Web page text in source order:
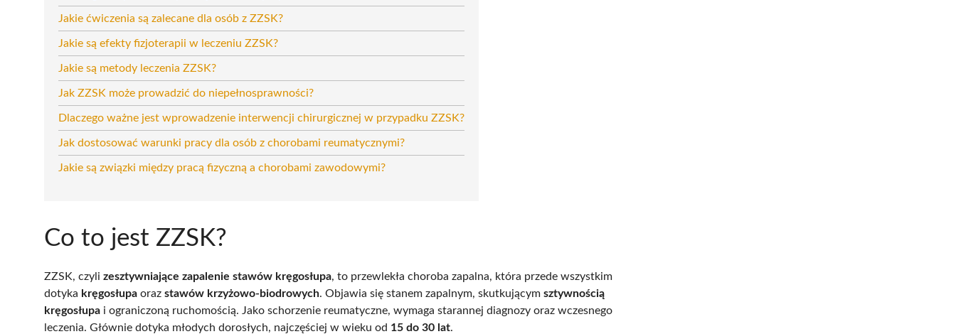
Jakie ćwiczenia są zalecane dla osób z ZZSK?
Jakie są efekty fizjoterapii w leczeniu ZZSK?
Jakie są metody leczenia ZZSK?
Jak ZZSK może prowadzić do niepełnosprawności?
Dlaczego ważne jest wprowadzenie interwencji chirurgicznej w przypadku ZZSK?
Jak dostosować warunki pracy dla osób z chorobami reumatycznymi?
Jakie są związki między pracą fizyczną a chorobami zawodowymi?
Co to jest ZZSK?
ZZSK, czyli zesztywniające zapalenie stawów kręgosłupa, to przewlekła choroba zapalna, która przede wszystkim
dotyka kręgosłupa oraz stawów krzyżowo-biodrowych. Objawia się stanem zapalnym, skutkującym sztywnością
kręgosłupa i ograniczoną ruchomością. Jako schorzenie reumatyczne, wymaga starannej diagnozy oraz wczesnego
leczenia. Głównie dotyka młodych dorosłych, najczęściej w wieku od 15 do 30 lat.